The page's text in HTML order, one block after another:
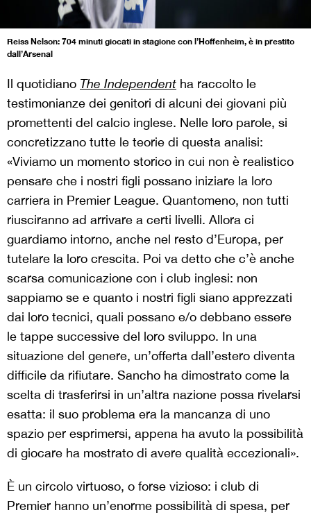
Reiss Nelson: 704 minuti giocati in stagione con l’Hoffenheim, è in prestito
dall’Arsenal
Il quotidiano The Independent ha raccolto le
testimonianze dei genitori di alcuni dei giovani più
promettenti del calcio inglese. Nelle loro parole, si
concretizzano tutte le teorie di questa analisi:
«Viviamo un momento storico in cui non è realistico
pensare che i nostri figli possano iniziare la loro
carriera in Premier League. Quantomeno, non tutti
riusciranno ad arrivare a certi livelli. Allora ci
guardiamo intorno, anche nel resto d’Europa, per
tutelare la loro crescita. Poi va detto che c’è anche
scarsa comunicazione con i club inglesi: non
sappiamo se e quanto i nostri figli siano apprezzati
dai loro tecnici, quali possano e/o debbano essere
le tappe successive del loro sviluppo. In una
situazione del genere, un’offerta dall’estero diventa
difficile da rifiutare. Sancho ha dimostrato come la
scelta di trasferirsi in un’altra nazione possa rivelarsi
esatta: il suo problema era la mancanza di uno
spazio per esprimersi, appena ha avuto la possibilità
di giocare ha mostrato di avere qualità eccezionali».
È un circolo virtuoso, o forse vizioso: i club di
Premier hanno un’enorme possibilità di spesa, per